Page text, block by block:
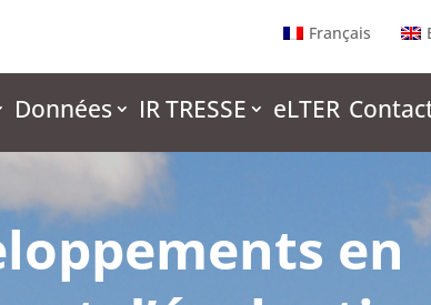
Français
Données IR TRESSE eLTER
en